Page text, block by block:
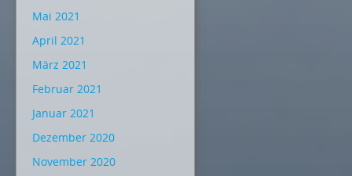
Mai 2021
April 2021
März 2021
Februar 2021
Januar 2021
Dezember 2020
November 2020